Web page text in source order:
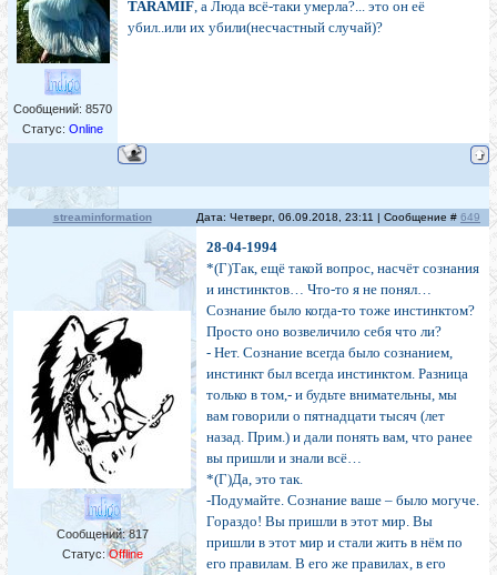
Сообщений: 8570
Статус: Online
TARAMIF, а Люда всё-таки умерла?... это он её
убил..или их убили(несчастный случай)?
streaminformation Дата: Четверг, 06.09.2018, 23:11 | Сообщение # 649
Сообщений:817
Статус:Offline
28-04-1994
*(Г)Так, ещё такой вопрос, насчёт сознания
и инстинктов… Что-то я не понял…
Сознание было когда-то тоже инстинктом?
Просто оно возвеличило себя что ли?
- Нет. Сознание всегда было сознанием,
инстинкт был всегда инстинктом. Разница
только в том,- и будьте внимательны, мы
вам говорили о пятнадцати тысяч (лет
назад. Прим.) и дали понять вам, что ранее
вы пришли и знали всё…
*(Г)Да, это так.
-Подумайте. Сознание ваше – было могуче.
Гораздо! Вы пришли в этот мир. Вы
пришли в этот мир и стали жить в нём по
его правилам. В его же правилах, в его